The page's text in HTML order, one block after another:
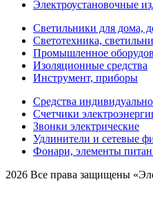
Электроустановочные
Светильники для дома,
Светотехника,
Промышленное
Изоляционные средства
Инструмент, приборы
Средства
Счетчики
Звонки электрические
Удлинители и сетевые
Фонари, элементы
2026 Все права защищены